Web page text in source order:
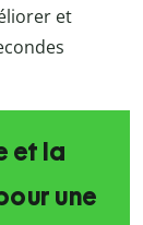
et
et la
une